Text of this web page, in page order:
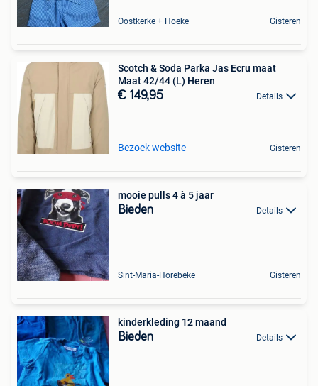
Oostkerke + Hoeke Gisteren
Scotch & Soda Parka Jas Ecru maat
Maat 42/44 (L) Heren
€ 149,95 Details
Bezoek website Gisteren
mooie pulls 4 à 5 jaar
Bieden Details
Sint-Maria-Horebeke Gisteren
kinderkleding 12 maand
Bieden Details